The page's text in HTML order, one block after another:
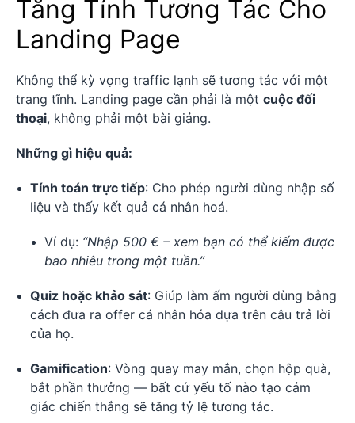
Tăng Tính Tương Tác Cho
Landing Page
Không thể kỳ vọng traffic lạnh sẽ tương tác với một
trang tĩnh. Landing page cần phải là một cuộc đối
thoại, không phải một bài giảng.
Những gì hiệu quả:
Tính toán trực tiếp: Cho phép người dùng nhập số
liệu và thấy kết quả cá nhân hoá.
Ví dụ: “Nhập 500 € – xem bạn có thể kiếm được
bao nhiêu trong một tuần.”
Quiz hoặc khảo sát: Giúp làm ấm người dùng bằng
cách đưa ra offer cá nhân hóa dựa trên câu trả lời
của họ.
Gamification: Vòng quay may mắn, chọn hộp quà,
bắt phần thưởng — bất cứ yếu tố nào tạo cảm
giác chiến thắng sẽ tăng tỷ lệ tương tác.